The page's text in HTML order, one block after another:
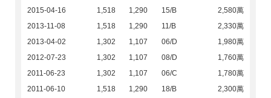
2015-04-16
1,518 1,290 15/B
2,580萬
2013-11-08
1,518 1,290 11/B
2,330萬
2013-04-02
1,302 1,107 06/D
1,980萬
2012-07-23
1,302 1,107 08/D
1,760萬
2011-06-23
1,302 1,107 06/C
1,780萬
2011-06-10
1,518 1,290 18/B
2,300萬